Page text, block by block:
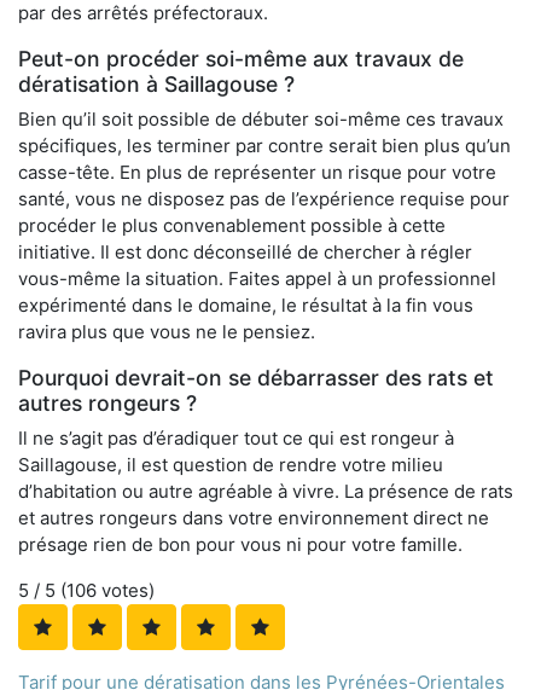
par des arrêtés préfectoraux.
Peut-on procéder soi-même aux travaux de
dératisation à Saillagouse ?
Bien qu’il soit possible de débuter soi-même ces travaux
spécifiques, les terminer par contre serait bien plus qu’un
casse-tête. En plus de représenter un risque pour votre
santé, vous ne disposez pas de l’expérience requise pour
procéder le plus convenablement possible à cette
initiative. Il est donc déconseillé de chercher à régler
vous-même la situation. Faites appel à un professionnel
expérimenté dans le domaine, le résultat à la fin vous
ravira plus que vous ne le pensiez.
Pourquoi devrait-on se débarrasser des rats et
autres rongeurs ?
Il ne s’agit pas d’éradiquer tout ce qui est rongeur à
Saillagouse, il est question de rendre votre milieu
d’habitation ou autre agréable à vivre. La présence de rats
et autres rongeurs dans votre environnement direct ne
présage rien de bon pour vous ni pour votre famille.
5 / 5 (106 votes)
Tarif pour une dératisation dans les Pyrénées-Orientales